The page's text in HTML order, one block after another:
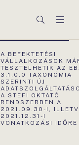
Keresés
AKTUÁLIS
OLDAL:
A BEFEKTETÉSI
VÁLLALKOZÁSOK
TESZTELHETIK AZ
3.1.0.0 TAXONÓMIA
SZERINTI ÚJ
A STEFI OKTATÓ
RENDSZERBEN A
2021.09.30-I,
2021.12.31-I
VONATKOZÁSI IDŐRE